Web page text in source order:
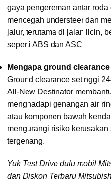
gaya pengereman antar roda
mencegah understeer dan
jalur, terutama di jalan licin,
seperti ABS dan ASC.
Mengapa ground
Ground clearance setinggi
All-New Destinator
menghadapi genangan air
atau komponen bawah
mengurangi risiko kerusakan
tergenang.
Yuk Test Drive dulu mobil
dan Diskon Terbaru